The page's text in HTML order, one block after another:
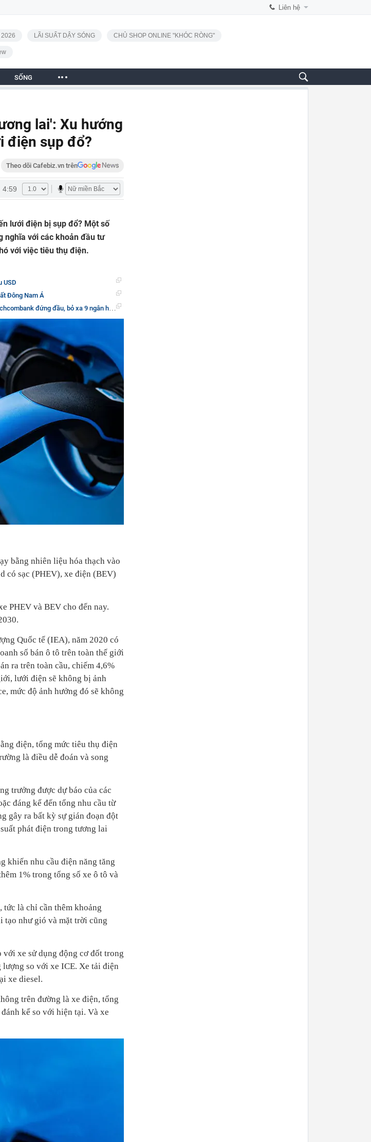
Liên hệ
LÃI SUẤT DẬY SÓNG CHỦ SHOP ONLINE "KHÓC RÒNG"
SỐNG
lai': Xu hướng
điện sụp đổ?
Theo dõi Cafebiz.vn trên
4:59
lưới điện bị sụp đổ? Một số
nghĩa với các khoản đầu tư
với việc tiêu thụ điện.
USD
Đông Nam Á
đứng đầu, bỏ xa 9 ngân hàng còn lại!
bằng nhiên liệu hóa thạch vào
có sạc (PHEV), xe điện (BEV)
PHEV và BEV cho đến nay.
Quốc tế (IEA), năm 2020 có
số bán ô tô trên toàn thế giới
ra trên toàn cầu, chiếm 4,6%
lưới điện sẽ không bị ảnh
mức độ ảnh hưởng đó sẽ không
điện, tổng mức tiêu thụ điện
là điều dễ đoán và song
trưởng được dự báo của các
đáng kể đến tổng nhu cầu từ
gây ra bất kỳ sự gián đoạn đột
phát điện trong tương lai
khiến nhu cầu điện năng tăng
1% trong tổng số xe ô tô và
tức là chỉ cần thêm khoảng
tạo như gió và mặt trời cũng
xe sử dụng động cơ đốt trong
so với xe ICE. Xe tải điện
xe diesel.
trên đường là xe điện, tổng
kể so với hiện tại. Và xe